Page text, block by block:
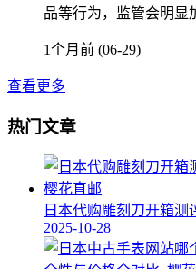
品等行为，监管会明显
1个月前 (06-29)
查看更多
热门文章
日本代购雕刻刀开箱
2025-10-28